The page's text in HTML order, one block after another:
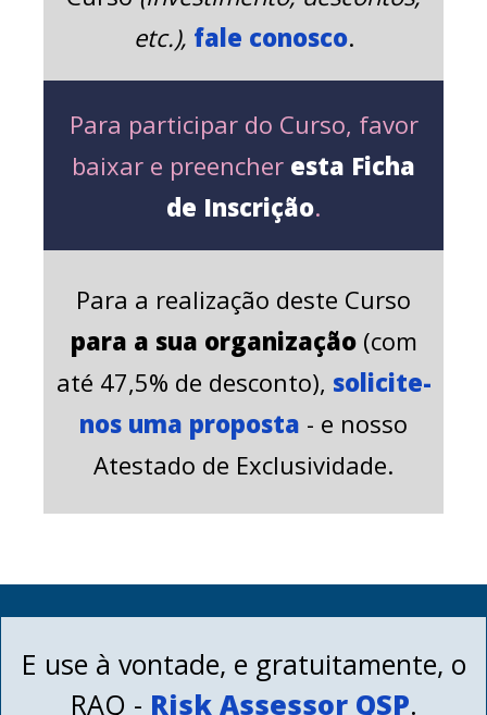
etc.), fale conosco.
Para participar do Curso, favor
baixar e preencher esta Ficha
de Inscrição.
Para a realização deste Curso
para a sua organização(com
até 47,5% de desconto), solicite-
nos uma proposta - e nosso
Atestado de Exclusividade.
E use à vontade, e gratuitamente, o
RAQ - Risk Assessor QSP.